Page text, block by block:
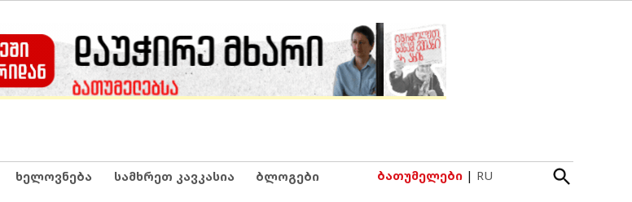
ხელოვნება სამხრეთ კავკასია ბლოგები ბათუმელები | RU
Open
Search